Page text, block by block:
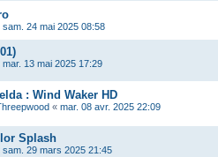
sam. 24 mai 2025 08:58
mar. 13 mai 2025 17:29
: Wind Waker HD
« mar. 08 avr. 2025 22:09
Splash
sam. 29 mars 2025 21:45